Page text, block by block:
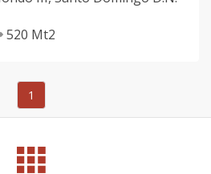
520 Mt2
1